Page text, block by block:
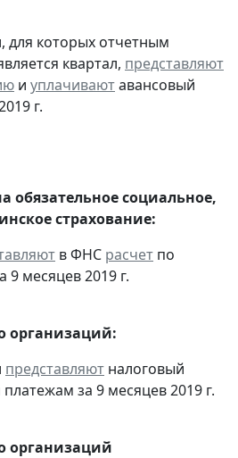
для которых отчетным
квартал, представляют
и уплачиваютавансовый
г.
обязательное социальное,
страхование:
в ФНС расчет по
9 месяцев 2019 г.
организаций:
представляют налоговый
за 9 месяцев 2019 г.
организаций